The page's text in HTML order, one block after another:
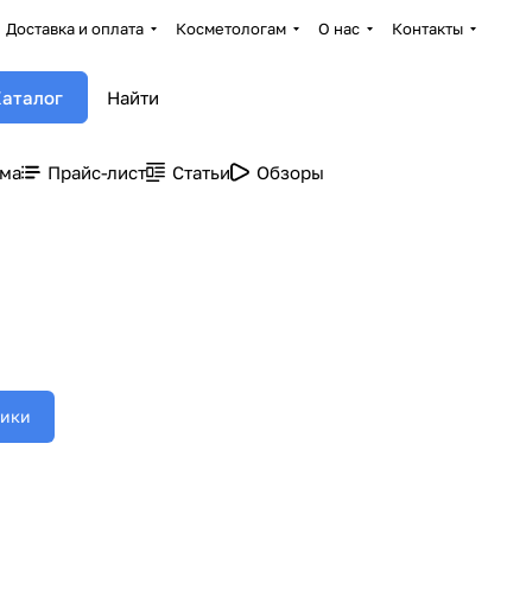
Доставка и оплата Косметологам О нас Контакты
Прайс-лист Статьи Обзоры